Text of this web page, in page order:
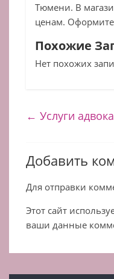
Тюмени. В
ценам. Оформите
Похожие
Нет похожих
← Услуги
Добавить
Для отправки
Этот сайт
ваши данные